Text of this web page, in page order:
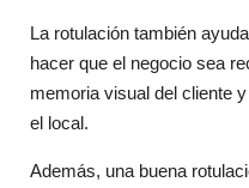
La rotulación también
hacer que el negocio sea
memoria visual del cliente
el local.
Además, una buena